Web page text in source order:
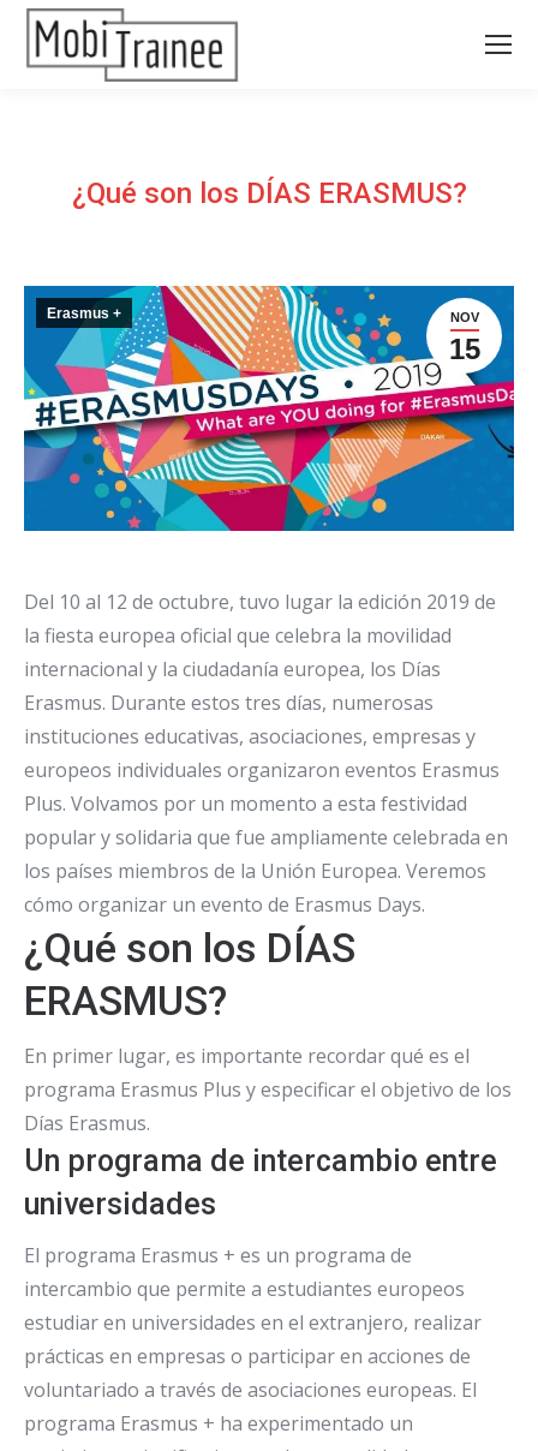
¿Qué son los DÍAS ERASMUS?
NOV
15
Erasmus +
Del 10 al 12 de octubre, tuvo lugar la edición 2019 de
la fiesta europea oficial que celebra la movilidad
internacional y la ciudadanía europea, los Días
Erasmus. Durante estos tres días, numerosas
instituciones educativas, asociaciones, empresas y
europeos individuales organizaron eventos Erasmus
Plus. Volvamos por un momento a esta festividad
popular y solidaria que fue ampliamente celebrada en
los países miembros de la Unión Europea. Veremos
cómo organizar un evento de Erasmus Days.
¿Qué son los DÍAS
ERASMUS?
En primer lugar, es importante recordar qué es el
programa Erasmus Plus y especificar el objetivo de los
Días Erasmus.
Un programa de intercambio entre
universidades
El programa Erasmus + es un programa de
intercambio que permite a estudiantes europeos
estudiar en universidades en el extranjero, realizar
prácticas en empresas o participar en acciones de
voluntariado a través de asociaciones europeas. El
programa Erasmus + ha experimentado un